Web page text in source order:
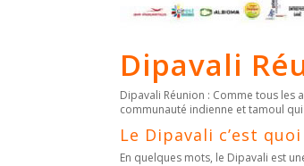
Dipavali
Dipavali Réunion : Comme tous les
communauté indienne et tamoul
Le Dipavali c’est quoi
En quelques mots, le Dipavali est